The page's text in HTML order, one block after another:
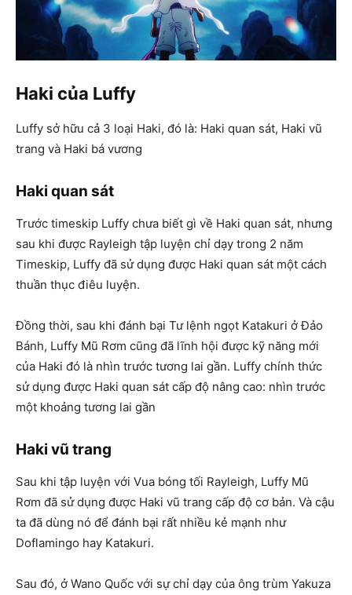
Haki của Luffy
Luffy sở hữu cả 3 loại Haki, đó là: Haki quan sát, Haki vũ
trang và Haki bá vương
Haki quan sát
Trước timeskip Luffy chưa biết gì về Haki quan sát, nhưng
sau khi được Rayleigh tập luyện chỉ dạy trong 2 năm
Timeskip, Luffy đã sử dụng được Haki quan sát một cách
thuần thục điêu luyện.
Đồng thời, sau khi đánh bại Tư lệnh ngọt Katakuri ở Đảo
Bánh, Luffy Mũ Rơm cũng đã lĩnh hội được kỹ năng mới
của Haki đó là nhìn trước tương lai gần. Luffy chính thức
sử dụng được Haki quan sát cấp độ nâng cao: nhìn trước
một khoảng tương lai gần
Haki vũ trang
Sau khi tập luyện với Vua bóng tối Rayleigh, Luffy Mũ
Rơm đã sử dụng được Haki vũ trang cấp độ cơ bản. Và cậu
ta đã dùng nó để đánh bại rất nhiều kẻ mạnh như
Doflamingo hay Katakuri.
Sau đó, ở Wano Quốc với sự chỉ dạy của ông trùm Yakuza